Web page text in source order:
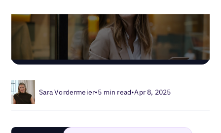
Sara Vordermeier•5 min read•Apr 8, 2025